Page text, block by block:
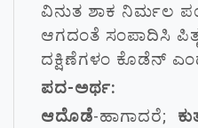
ವಿನುತ ಶಾಕ ನಿರ್ಮಲ
ಆಗದಂತೆ ಸಂಪಾದಿಸಿ
ದಕ್ಷಿಣೆಗಳಂ ಕೊಡೆನ್
ಪದ-ಅರ್ಥ:
ಆದೊಡೆ-ಹಾಗಾದರೆ;